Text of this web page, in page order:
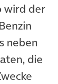
wird der
neben
die